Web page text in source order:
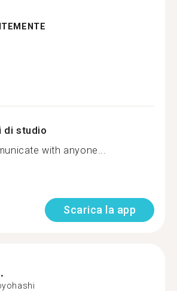
di studio
with anyone...
Scarica la app